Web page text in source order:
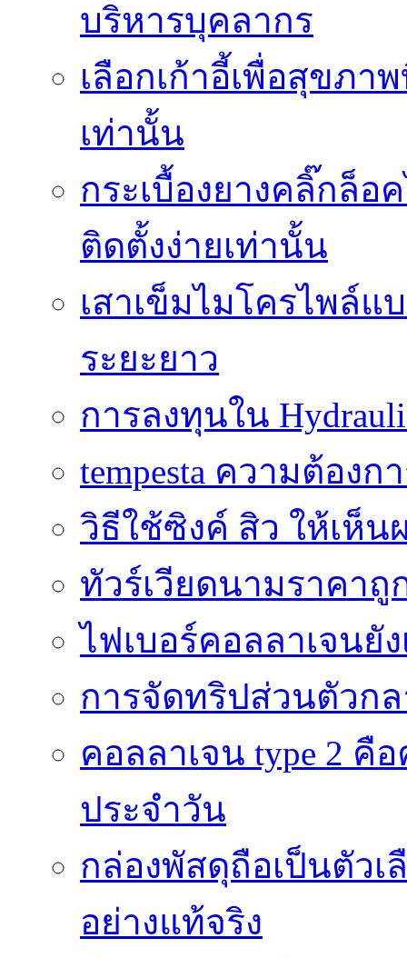
บริหารบุคลากร
เลือกเก้าอี้เพื่อสุขภา
เท่านั้น
กระเบื้องยางคลิ๊กล็อ
ติดตั้งง่ายเท่านั้น
เสาเข็มไมโครไพล์
ระยะยาว
การลงทุนใน
tempesta ความต้อง
วิธีใช้ซิงค์ สิว ให้เห็
ทัวร์เวียดนามราคาถู
ไฟเบอร์คอลลาเจนยั
การจัดทริปส่วนตัวก
คอลลาเจน type 2
ประจำวัน
กล่องพัสดุถือเป็นตัว
อย่างแท้จริง